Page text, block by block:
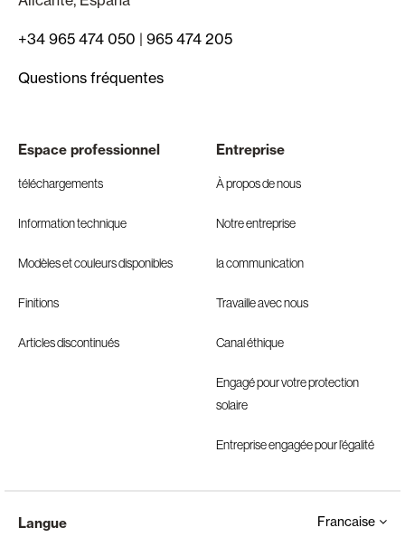
+34 965 474 050 | 965 474 205
Questions fréquentes
Espace professionnel
téléchargements
Information technique
Modèles et couleurs disponibles
Finitions
Articles discontinués
Entreprise
À propos de nous
Notre entreprise
la communication
Travaille avec nous
Canal éthique
Engagé pour votre protection
solaire
Entreprise engagée pour l’égalité
Langue Francaise